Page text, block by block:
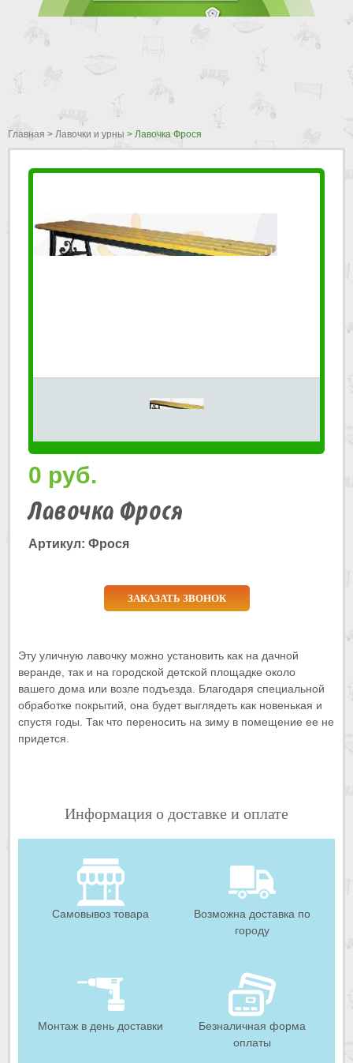
Главная > Лавочки и урны > Лавочка Фрося
0 руб.
Лавочка Фрося
Артикул: Фрося
ЗАКАЗАТЬ ЗВОНОК
Эту уличную лавочку можно установить как на дачной
веранде, так и на городской детской площадке около
вашего дома или возле подъезда. Благодаря специальной
обработке покрытий, она будет выглядеть как новенькая и
спустя годы. Так что переносить на зиму в помещение ее не
придется.
Информация о доставке и оплате
Самовывоз товара
Возможна доставка по
городу
Монтаж в день доставки
Безналичная форма
оплаты